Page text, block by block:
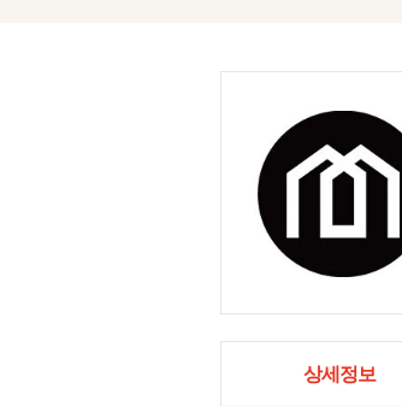
상세정보